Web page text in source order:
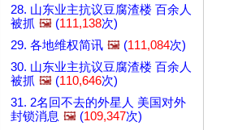
28. 山东业主抗议豆腐渣楼 百余人
被抓 🖼️ (111,138次)
29. 各地维权简讯 🖼️ (111,084次)
30. 山东业主抗议豆腐渣楼 百余人
被抓 🖼️ (110,646次)
31. 2名回不去的外星人 美国对外
封锁消息 🖼️ (109,347次)